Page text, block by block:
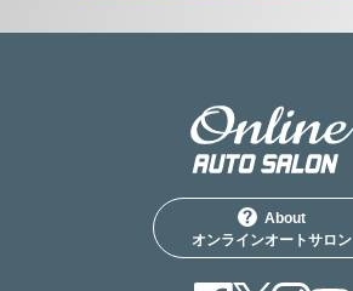
About
オンラインオートサロン